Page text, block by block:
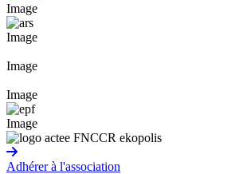
Image
Image
Image
Image
Image
Adhérer à l'association